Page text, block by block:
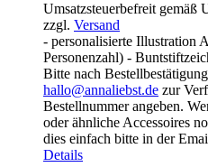
bis
Umsatzsteuerbefreit gemäß
zzgl. Versand
- personalisierte Illustration
Personenzahl) -
Bitte nach
hallo@annaliebst.de zur
Bestellnummer angeben.
oder ähnliche Accessoires
dies einfach bitte in der
Details